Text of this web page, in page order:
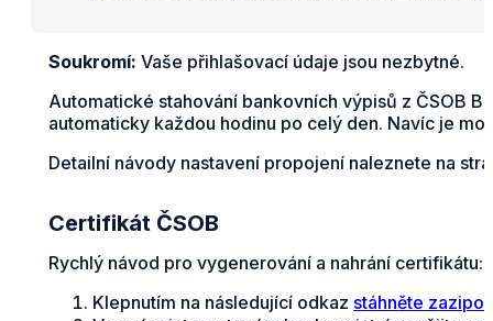
Soukromí: Vaše přihlašovací údaje jsou nezbytné.
Automatické stahování bankovních výpisů z ČSOB
automaticky každou hodinu po celý den. Navíc je
Detailní návody nastavení propojení naleznete na
Certifikát ČSOB
Rychlý návod pro vygenerování a nahrání certifikátu:
Klepnutím na následující odkaz stáhněte